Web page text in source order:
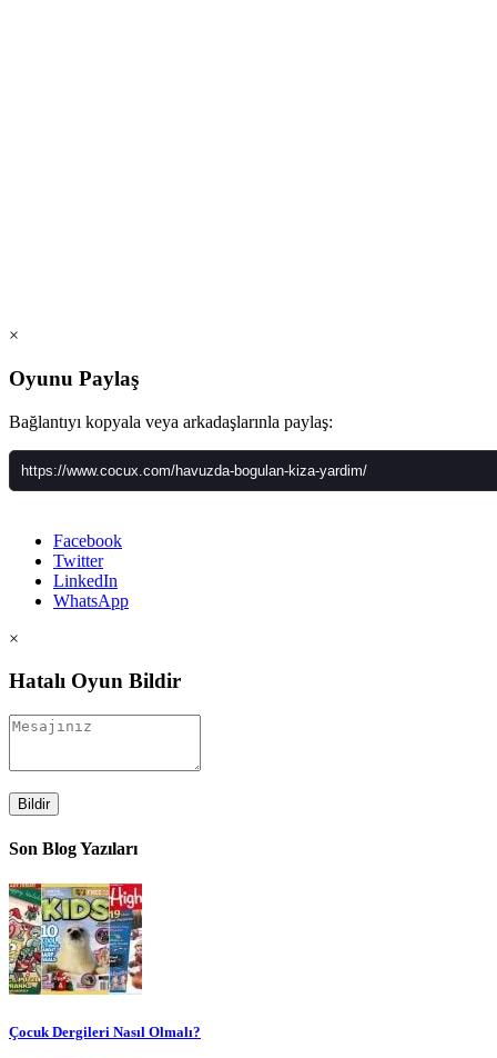
×
Oyunu Paylaş
Bağlantıyı kopyala veya arkadaşlarınla paylaş:
Facebook
Twitter
LinkedIn
WhatsApp
×
Hatalı Oyun Bildir
Bildir
Son Blog Yazıları
Çocuk Dergileri Nasıl Olmalı?